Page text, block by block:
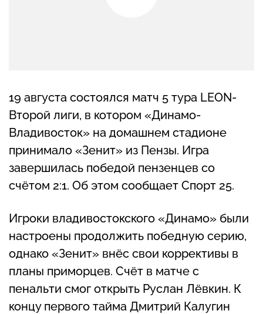
19 августа состоялся матч 5 тура LEON-
Второй лиги, в котором «Динамо-
Владивосток» на домашнем стадионе
принимало «Зенит» из Пензы. Игра
завершилась победой пензенцев со
счётом 2:1. Об этом сообщает Спорт 25.
Игроки владивостокского «Динамо» были
настроены продолжить победную серию,
однако «Зенит» внёс свои коррективы в
планы приморцев. Счёт в матче с
пенальти смог открыть Руслан Лёвкин. К
концу первого тайма Дмитрий Калугин